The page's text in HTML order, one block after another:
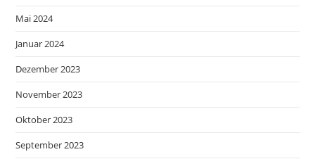
Mai 2024
Januar 2024
Dezember 2023
November 2023
Oktober 2023
September 2023